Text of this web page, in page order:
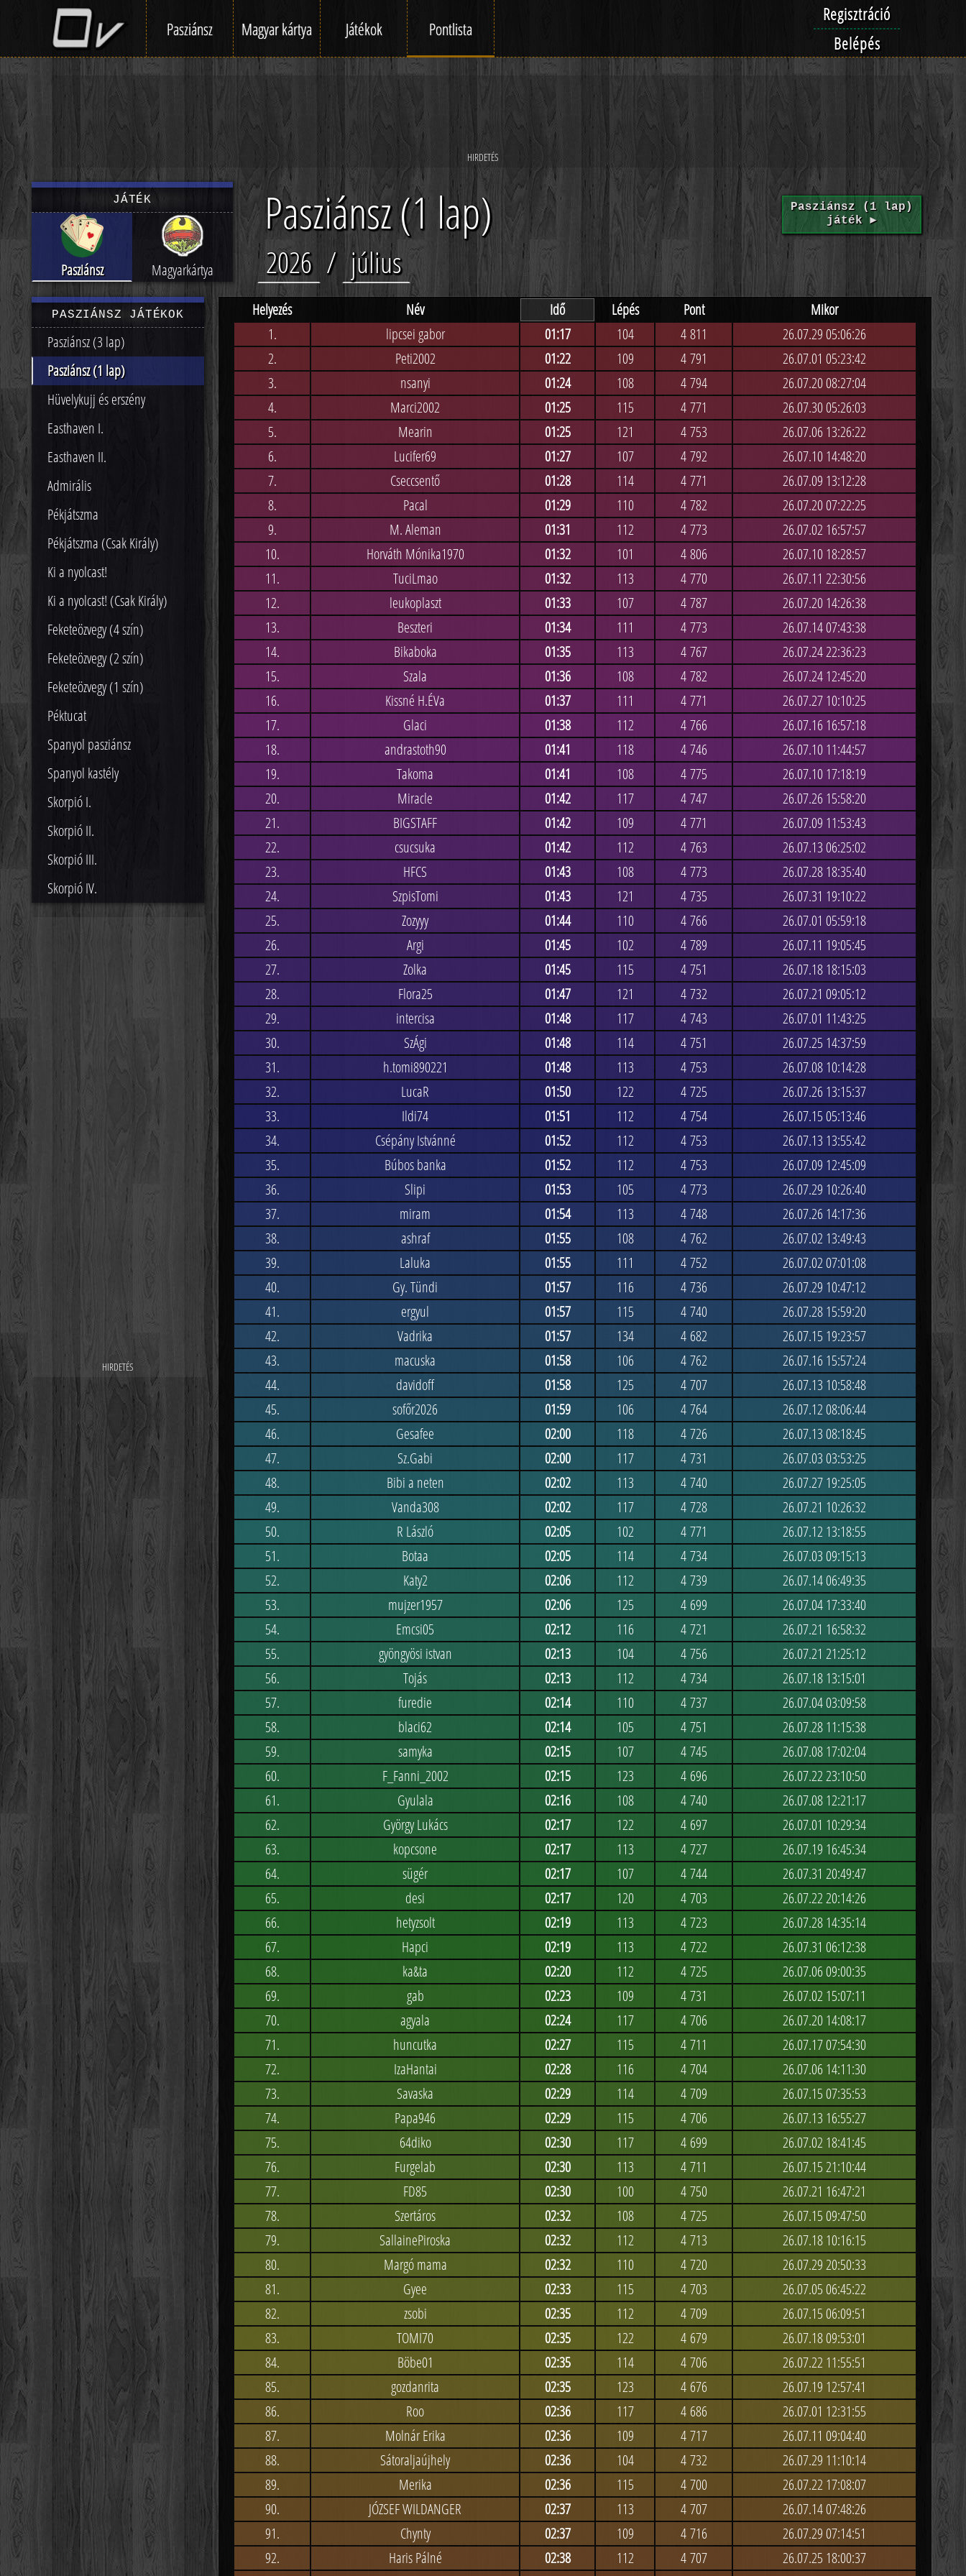
Pasziánsz Magyar kártya Játékok Pontlista
Regisztráció
Belépés
JÁTÉK
Pasziánsz Magyarkártya
Pasziánsz (1 lap)
2026 / július
Pasziánsz (1 lap)
játék ►
PASZIÁNSZ JÁTÉKOK
Pasziánsz (3 lap)
Pasziánsz (1 lap)
Hüvelykujj és erszény
Easthaven I.
Easthaven II.
Admirális
Pékjátszma
Pékjátszma (Csak Király)
Ki a nyolcast!
Ki a nyolcast! (Csak Király)
Feketeözvegy (4 szín)
Feketeözvegy (2 szín)
Feketeözvegy (1 szín)
Péktucat
Spanyol pasziánsz
Spanyol kastély
Skorpió I.
Skorpió II.
Skorpió III.
Skorpió IV.
Helyezés Név Idő Lépés Pont
Mikor
1.
lipcsei gabor 01:17 104 4 811
26.07.29 05:06:26
2.
Peti2002 01:22 109 4 791
26.07.01 05:23:42
3.
nsanyi 01:24 108 4 794
26.07.20 08:27:04
4.
Marci2002 01:25 115 4 771
26.07.30 05:26:03
5.
Mearin 01:25 121 4 753
26.07.06 13:26:22
6.
Lucifer69 01:27 107 4 792
26.07.10 14:48:20
7.
Cseccsentő 01:28 114 4 771
26.07.09 13:12:28
8.
Pacal 01:29 110 4 782
26.07.20 07:22:25
9.
M. Aleman 01:31 112 4 773
26.07.02 16:57:57
10.
Horváth Mónika1970 01:32 101 4 806
26.07.10 18:28:57
11.
TuciLmao 01:32 113 4 770
26.07.11 22:30:56
12.
leukoplaszt 01:33 107 4 787
26.07.20 14:26:38
13.
Beszteri 01:34 111 4 773
26.07.14 07:43:38
14.
Bikaboka 01:35 113 4 767
26.07.24 22:36:23
15.
Szala 01:36 108 4 782
26.07.24 12:45:20
16.
Kissné H.ÉVa 01:37 111 4 771
26.07.27 10:10:25
17.
Glaci 01:38 112 4 766
26.07.16 16:57:18
18.
andrastoth90 01:41 118 4 746
26.07.10 11:44:57
19.
Takoma 01:41 108 4 775
26.07.10 17:18:19
20.
Miracle 01:42 117 4 747
26.07.26 15:58:20
21.
BIGSTAFF 01:42 109 4 771
26.07.09 11:53:43
22.
csucsuka 01:42 112 4 763
26.07.13 06:25:02
23.
HFCS 01:43 108 4 773
26.07.28 18:35:40
24.
SzpisTomi 01:43 121 4 735
26.07.31 19:10:22
25.
Zozyyy 01:44 110 4 766
26.07.01 05:59:18
26.
Argi 01:45 102 4 789
26.07.11 19:05:45
27.
Zolka 01:45 115 4 751
26.07.18 18:15:03
28.
Flora25 01:47 121 4 732
26.07.21 09:05:12
29.
intercisa 01:48 117 4 743
26.07.01 11:43:25
30.
SzÁgi 01:48 114 4 751
26.07.25 14:37:59
31.
h.tomi890221 01:48 113 4 753
26.07.08 10:14:28
32.
LucaR 01:50 122 4 725
26.07.26 13:15:37
33.
Ildi74 01:51 112 4 754
26.07.15 05:13:46
34.
Csépány Istvánné 01:52 112 4 753
26.07.13 13:55:42
35.
Búbos banka 01:52 112 4 753
26.07.09 12:45:09
36.
Slipi 01:53 105 4 773
26.07.29 10:26:40
37.
miram 01:54 113 4 748
26.07.26 14:17:36
38.
ashraf 01:55 108 4 762
26.07.02 13:49:43
39.
Laluka 01:55 111 4 752
26.07.02 07:01:08
40.
Gy. Tündi 01:57 116 4 736
26.07.29 10:47:12
41.
ergyul 01:57 115 4 740
26.07.28 15:59:20
42.
Vadrika 01:57 134 4 682
26.07.15 19:23:57
43.
macuska 01:58 106 4 762
26.07.16 15:57:24
44.
davidoff 01:58 125 4 707
26.07.13 10:58:48
45.
sofőr2026 01:59 106 4 764
26.07.12 08:06:44
46.
Gesafee 02:00 118 4 726
26.07.13 08:18:45
47.
Sz.Gabi 02:00 117 4 731
26.07.03 03:53:25
48.
Bibi a neten 02:02 113 4 740
26.07.27 19:25:05
49.
Vanda308 02:02 117 4 728
26.07.21 10:26:32
50.
R László 02:05 102 4 771
26.07.12 13:18:55
51.
Botaa 02:05 114 4 734
26.07.03 09:15:13
52.
Katy2 02:06 112 4 739
26.07.14 06:49:35
53.
mujzer1957 02:06 125 4 699
26.07.04 17:33:40
54.
Emcsi05 02:12 116 4 721
26.07.21 16:58:32
55.
gyöngyösi istvan 02:13 104 4 756
26.07.21 21:25:12
56.
Tojás 02:13 112 4 734
26.07.18 13:15:01
57.
furedie 02:14 110 4 737
26.07.04 03:09:58
58.
blaci62 02:14 105 4 751
26.07.28 11:15:38
59.
samyka 02:15 107 4 745
26.07.08 17:02:04
60.
F_Fanni_2002 02:15 123 4 696
26.07.22 23:10:50
61.
Gyulala 02:16 108 4 740
26.07.08 12:21:17
62.
György Lukács 02:17 122 4 697
26.07.01 10:29:34
63.
kopcsone 02:17 113 4 727
26.07.19 16:45:34
64.
sügér 02:17 107 4 744
26.07.31 20:49:47
65.
desi 02:17 120 4 703
26.07.22 20:14:26
66.
hetyzsolt 02:19 113 4 723
26.07.28 14:35:14
67.
Hapci 02:19 113 4 722
26.07.31 06:12:38
68.
ka&ta 02:20 112 4 725
26.07.06 09:00:35
69.
gab 02:23 109 4 731
26.07.02 15:07:11
70.
agyala 02:24 117 4 706
26.07.20 14:08:17
71.
huncutka 02:27 115 4 711
26.07.17 07:54:30
72.
IzaHantai 02:28 116 4 704
26.07.06 14:11:30
73.
Savaska 02:29 114 4 709
26.07.15 07:35:53
74.
Papa946 02:29 115 4 706
26.07.13 16:55:27
75.
64diko 02:30 117 4 699
26.07.02 18:41:45
76.
Furgelab 02:30 113 4 711
26.07.15 21:10:44
77.
FD85 02:30 100 4 750
26.07.21 16:47:21
78.
Szertáros 02:32 108 4 725
26.07.15 09:47:50
79.
SallainePiroska 02:32 112 4 713
26.07.18 10:16:15
80.
Margó mama 02:32 110 4 720
26.07.29 20:50:33
81.
Gyee 02:33 115 4 703
26.07.05 06:45:22
82.
zsobi 02:35 112 4 709
26.07.15 06:09:51
83.
TOMI70 02:35 122 4 679
26.07.18 09:53:01
84.
Böbe01 02:35 114 4 706
26.07.22 11:55:51
85.
gozdanrita 02:35 123 4 676
26.07.19 12:57:41
86.
Roo 02:36 117 4 686
26.07.01 12:31:55
87.
Molnár Erika 02:36 109 4 717
26.07.11 09:04:40
88.
Sátoraljaújhely 02:36 104 4 732
26.07.29 11:10:14
89.
Merika 02:36 115 4 700
26.07.22 17:08:07
90.
JÓZSEF WILDANGER 02:37 113 4 707
26.07.14 07:48:26
91.
Chynty 02:37 109 4 716
26.07.29 07:14:51
92.
Haris Pálné 02:38 112 4 707
26.07.25 18:00:37